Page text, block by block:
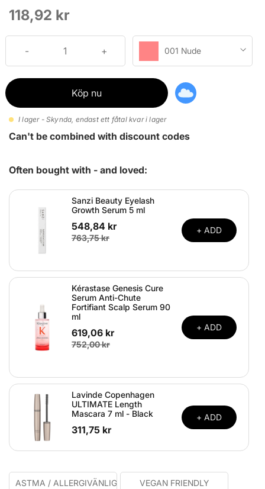
118,92 kr
001 Nude
Köp nu
I lager - Skynda, endast ett fåtal kvar i lager
Can't be combined with discount codes
Often bought with - and loved:
Sanzi Beauty Eyelash
Growth Serum 5 ml
548,84 kr
763,75 kr
+ ADD
Kérastase Genesis Cure
Serum Anti-Chute
Fortifiant Scalp Serum 90
ml
619,06 kr
752,00 kr
+ ADD
Lavinde Copenhagen
ULTIMATE Length
Mascara 7 ml - Black
311,75 kr
+ ADD
ASTMA / ALLERGIVÄNLIGT VEGAN FRIENDLY